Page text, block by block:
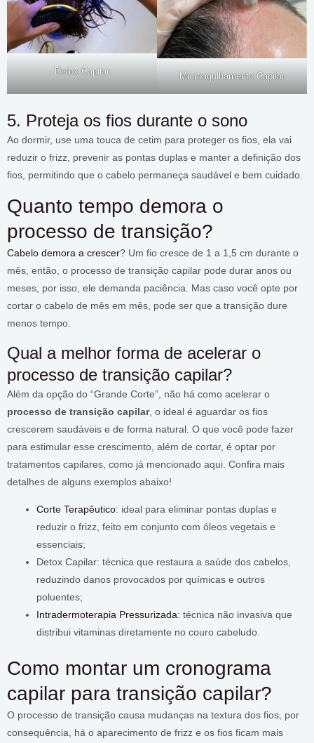
Detox Capilar Microagulhamento Capilar
5. Proteja os fios durante o sono
Ao dormir, use uma touca de cetim para proteger os fios, ela vai
reduzir o frizz, prevenir as pontas duplas e manter a definição dos
fios, permitindo que o cabelo permaneça saudável e bem cuidado.
Quanto tempo demora o
processo de transição?
Cabelo demora a crescer? Um fio cresce de 1 a 1,5 cm durante o
mês, então, o processo de transição capilar pode durar anos ou
meses, por isso, ele demanda paciência. Mas caso você opte por
cortar o cabelo de mês em mês, pode ser que a transição dure
menos tempo.
Qual a melhor forma de acelerar o
processo de transição capilar?
Além da opção do “Grande Corte”, não há como acelerar o
processo de transição capilar, o ideal é aguardar os fios
crescerem saudáveis e de forma natural. O que você pode fazer
para estimular esse crescimento, além de cortar, é optar por
tratamentos capilares, como já mencionado aqui. Confira mais
detalhes de alguns exemplos abaixo!
Corte Terapêutico: ideal para eliminar pontas duplas e
reduzir o frizz, feito em conjunto com óleos vegetais e
essenciais;
Detox Capilar: técnica que restaura a saúde dos cabelos,
reduzindo danos provocados por químicas e outros
poluentes;
Intradermoterapia Pressurizada: técnica não invasiva que
distribui vitaminas diretamente no couro cabeludo.
Como montar um cronograma
capilar para transição capilar?
O processo de transição causa mudanças na textura dos fios, por
consequência, há o aparecimento de frizz e os fios ficam mais